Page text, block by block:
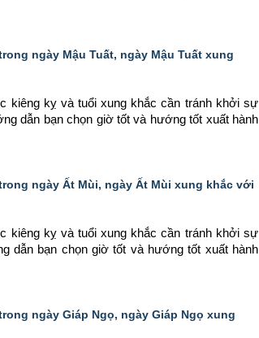
ngày Mậu Tuất, ngày Mậu Tuất xung
kiêng kỵ và tuổi xung khắc cần tránh khởi sự
dẫn bạn chọn giờ tốt và hướng tốt xuất hành
ngày Ất Mùi, ngày Ất Mùi xung khắc với
kiêng kỵ và tuổi xung khắc cần tránh khởi sự
dẫn bạn chọn giờ tốt và hướng tốt xuất hành
ngày Giáp Ngọ, ngày Giáp Ngọ xung